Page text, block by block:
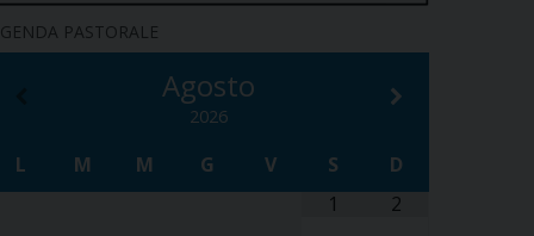
PASTORALE
Agosto
2026
L M M G V S
D
1
2